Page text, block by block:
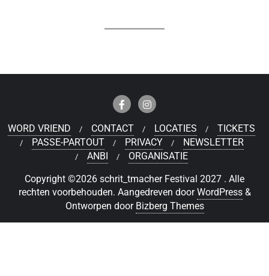
WORD VRIEND CONTACT LOCATIES
TICKETS
PASSE-PARTOUT
PRIVACY
NEWSLETTER
ANBI
ORGANISATIE
Copyright ©2026 schrit_tmacher Festival 2027 . Alle
rechten voorbehouden. Aangedreven doorWordPress &
Ontworpen door Bizberg Themes